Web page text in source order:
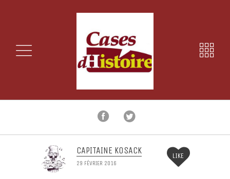
CAPITAINE KOSACK
29 FÉVRIER 2016
LIKE